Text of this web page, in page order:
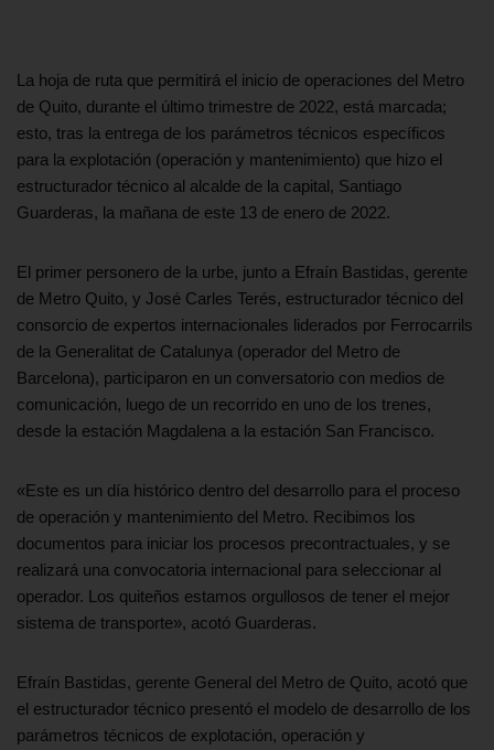
La hoja de ruta que permitirá el inicio de operaciones del Metro
de Quito, durante el último trimestre de 2022, está marcada;
esto, tras la entrega de los parámetros técnicos específicos
para la explotación (operación y mantenimiento) que hizo el
estructurador técnico al alcalde de la capital, Santiago
Guarderas, la mañana de este 13 de enero de 2022.
El primer personero de la urbe, junto a Efraín Bastidas, gerente
de Metro Quito, y José Carles Terés, estructurador técnico del
consorcio de expertos internacionales liderados por Ferrocarrils
de la Generalitat de Catalunya (operador del Metro de
Barcelona), participaron en un conversatorio con medios de
comunicación, luego de un recorrido en uno de los trenes,
desde la estación Magdalena a la estación San Francisco.
«Este es un día histórico dentro del desarrollo para el proceso
de operación y mantenimiento del Metro. Recibimos los
documentos para iniciar los procesos precontractuales, y se
realizará una convocatoria internacional para seleccionar al
operador. Los quiteños estamos orgullosos de tener el mejor
sistema de transporte», acotó Guarderas.
Efraín Bastidas, gerente General del Metro de Quito, acotó que
el estructurador técnico presentó el modelo de desarrollo de los
parámetros técnicos de explotación, operación y